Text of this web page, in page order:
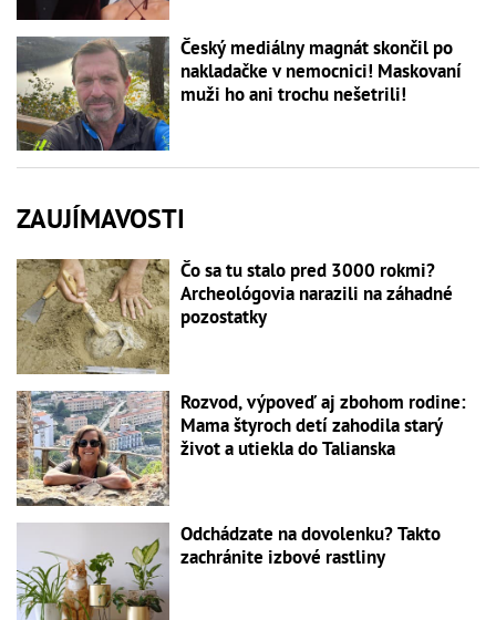
Český mediálny magnát skončil po
nakladačke v nemocnici! Maskovaní
muži ho ani trochu nešetrili!
ZAUJÍMAVOSTI
Čo sa tu stalo pred 3000 rokmi?
Archeológovia narazili na záhadné
pozostatky
Rozvod, výpoveď aj zbohom rodine:
Mama štyroch detí zahodila starý
život a utiekla do Talianska
Odchádzate na dovolenku? Takto
zachránite izbové rastliny